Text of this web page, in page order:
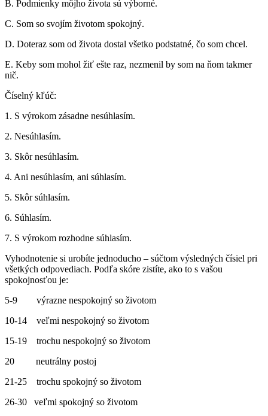
B. Podmienky môjho života sú výborné.
C. Som so svojím životom spokojný.
D. Doteraz som od života dostal všetko podstatné, čo som chcel.
E. Keby som mohol žiť ešte raz, nezmenil by som na ňom takmer
nič.
Číselný kľúč:
1. S výrokom zásadne nesúhlasím.
2. Nesúhlasím.
3. Skôr nesúhlasím.
4. Ani nesúhlasím, ani súhlasím.
5. Skôr súhlasím.
6. Súhlasím.
7. S výrokom rozhodne súhlasím.
Vyhodnotenie si urobíte jednoducho – súčtom výsledných čísiel pri
všetkých odpovediach. Podľa skóre zistíte, ako to s vašou
spokojnosťou je:
5-9 výrazne nespokojný so životom
10-14 veľmi nespokojný so životom
15-19 trochu nespokojný so životom
20 neutrálny postoj
21-25 trochu spokojný so životom
26-30 veľmi spokojný so životom